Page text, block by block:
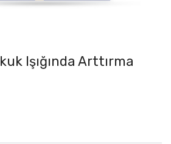
Işığında Arttırma